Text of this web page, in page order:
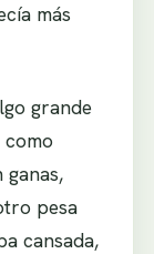
más
grande
como
pesa
cansada,